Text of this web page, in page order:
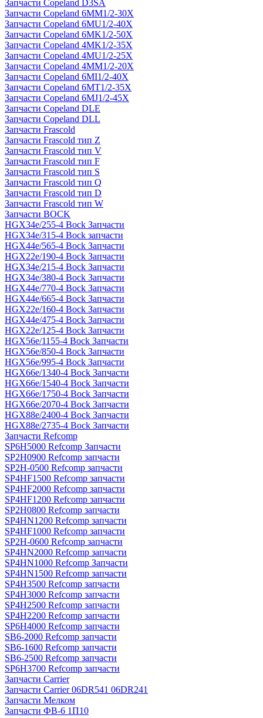
Запчасти Copeland D3SA
Запчасти Copeland 6MM1/2-30X
Запчасти Copeland 6MU1/2-40X
Запчасти Copeland 6MK1/2-50X
Запчасти Copeland 4MK1/2-35X
Запчасти Copeland 4MU1/2-25X
Запчасти Copeland 4MM1/2-20X
Запчасти Copeland 6MI1/2-40X
Запчасти Copeland 6MT1/2-35X
Запчасти Copeland 6MJ1/2-45X
Запчасти Copeland DLE
Запчасти Copeland DLL
Запчасти Frascold
Запчасти Frascold тип Z
Запчасти Frascold тип V
Запчасти Frascold тип F
Запчасти Frascold тип S
Запчасти Frascold тип Q
Запчасти Frascold тип D
Запчасти Frascold тип W
Запчасти BOCK
HGX34e/255-4 Bock Запчасти
HGX34e/315-4 Bock запчасти
HGX44e/565-4 Bock Запчасти
HGX22e/190-4 Bock Запчасти
HGX34e/215-4 Bock Запчасти
HGX34e/380-4 Bock Запчасти
HGX44e/770-4 Bock Запчасти
HGX44e/665-4 Bock Запчасти
HGX22e/160-4 Bock Запчасти
HGX44e/475-4 Bock Запчасти
HGX22e/125-4 Bock Запчасти
HGX56e/1155-4 Bock Запчасти
HGX56e/850-4 Bock Запчасти
HGX56e/995-4 Bock Запчасти
HGX66e/1340-4 Bock Запчасти
HGX66e/1540-4 Bock Запчасти
HGX66e/1750-4 Bock Запчасти
HGX66e/2070-4 Bock Запчасти
HGX88e/2400-4 Bock Запчасти
HGX88e/2735-4 Bock Запчасти
Запчасти Refcomp
SP6H5000 Refcomp Запчасти
SP2H0900 Refcomp запчасти
SP2H-0500 Refcomp запчасти
SP4HF1500 Refcomp запчасти
SP4HF2000 Refcomp запчасти
SP4HF1200 Refcomp запчасти
SP2H0800 Refcomp запчасти
SP4HN1200 Refcomp запчасти
SP4HF1000 Refcomp запчасти
SP2H-0600 Refcomp запчасти
SP4HN2000 Refcomp запчасти
SP4HN1000 Refcomp Запчасти
SP4HN1500 Refcomp запчасти
SP4H3500 Refcomp запчасти
SP4H3000 Refcomp запчасти
SP4H2500 Refcomp запчасти
SP4H2200 Refcomp запчасти
SP6H4000 Refcomp запчасти
SB6-2000 Refcomp запчасти
SB6-1600 Refcomp запчасти
SB6-2500 Refcomp запчасти
SP6H3700 Refcomp запчасти
Запчасти Carrier
Запчасти Carrier 06DR541 06DR241
Запчасти Мелком
Запчасти ФВ-6 1П10